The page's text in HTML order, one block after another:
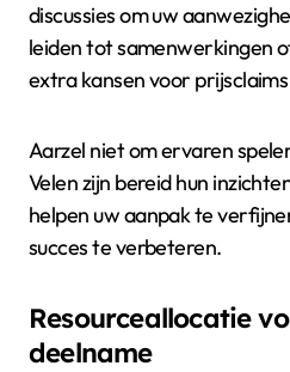
discussies om uw
leiden tot samenwerkingen
extra kansen voor
Aarzel niet om ervaren
Velen zijn bereid hun
helpen uw aanpak te
succes te verbeteren.
Resourceallocatie
deelname